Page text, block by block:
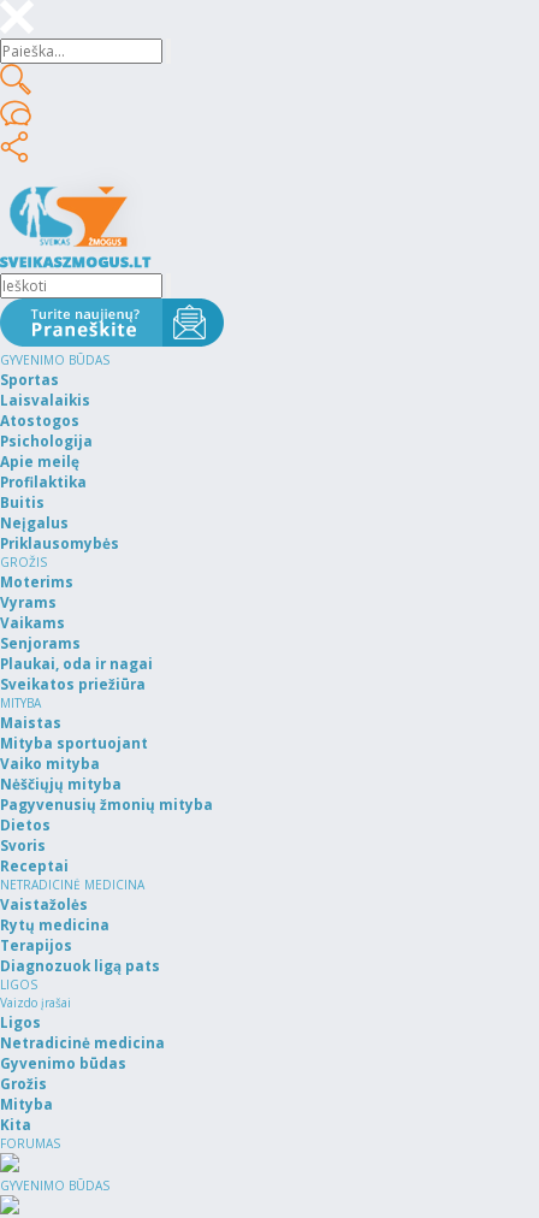
GYVENIMO BŪDAS
Sportas
Laisvalaikis
Atostogos
Psichologija
Apie meilę
Profilaktika
Buitis
Neįgalus
Priklausomybės
GROŽIS
Moterims
Vyrams
Vaikams
Senjorams
Plaukai, oda ir nagai
Sveikatos priežiūra
MITYBA
Maistas
Mityba sportuojant
Vaiko mityba
Nėščiųjų mityba
Pagyvenusių žmonių mityba
Dietos
Svoris
Receptai
NETRADICINĖ MEDICINA
Vaistažolės
Rytų medicina
Terapijos
Diagnozuok ligą pats
LIGOS
Vaizdo įrašai
Ligos
Netradicinė medicina
Gyvenimo būdas
Grožis
Mityba
Kita
FORUMAS
GYVENIMO BŪDAS